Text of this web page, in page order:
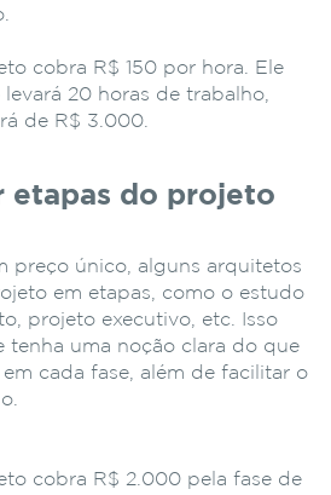
cobra R$ 150 por hora. Ele
20 horas de trabalho,
de R$ 3.000.
etapas do projeto
preço único, alguns arquitetos
em etapas, como o estudo
projeto executivo, etc. Isso
tenha uma noção clara do que
cada fase, além de facilitar o
cobra R$ 2.000 pela fase de